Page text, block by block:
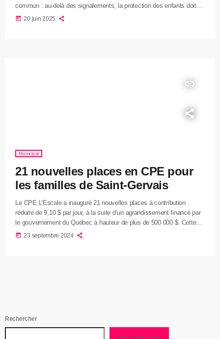
commun : au-delà des signalements, la protection des enfants doit
devenir une responsabilité partagée par l’ensemble de la société.
today 20 juin 2025
insert_link
Municipal
21 nouvelles places en CPE pour
les familles de Saint-Gervais
Le CPE L’Escale a inauguré 21 nouvelles places à contribution
réduite de 9,10 $ par jour, à la suite d’un agrandissement financé par
le gouvernement du Québec à hauteur de plus de 500 000 $. Cette
nouvelle capacité permettra d’accueillir 21 enfants, dont 5 poupons
today 23 septembre 2024
Rechercher